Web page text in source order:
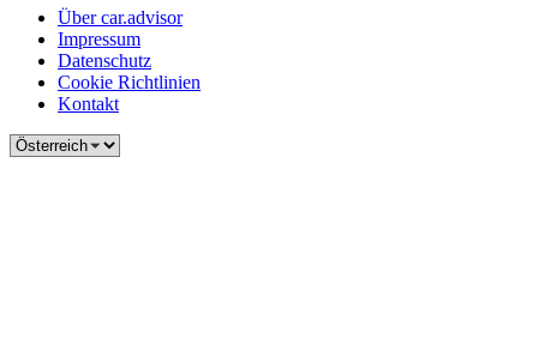
Über car.advisor
Impressum
Datenschutz
Cookie Richtlinien
Kontakt